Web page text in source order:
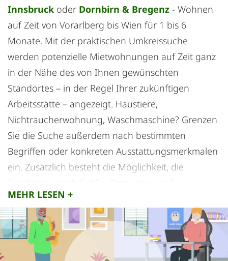
Innsbruck oder Dornbirn & Bregenz - Wohnen
auf Zeit von Vorarlberg bis Wien für 1 bis 6
Monate. Mit der praktischen Umkreissuche
werden potenzielle Mietwohnungen auf Zeit ganz
in der Nähe des von Ihnen gewünschten
Standortes – in der Regel Ihrer zukünftigen
Arbeitsstätte – angezeigt. Haustiere,
Nichtraucherwohnung, Waschmaschine? Grenzen
Sie die Suche außerdem nach bestimmten
Begriffen oder konkreten Ausstattungsmerkmalen
ein. Zusätzlich besteht die Möglichkeit, die
Zimmeranzahl zu filtern. Gut zu wissen: Bei den
angezeigten Preisen handelt es sich um die
tatsächlichen Gesamtkosten für den von Ihnen
ausgewählten Zeitraum. Wer sich später
MEHR LESEN +